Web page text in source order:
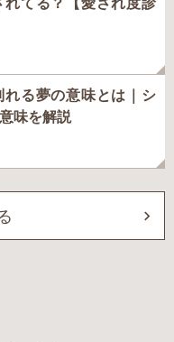
れる夢の意味とは｜シ
味を解説